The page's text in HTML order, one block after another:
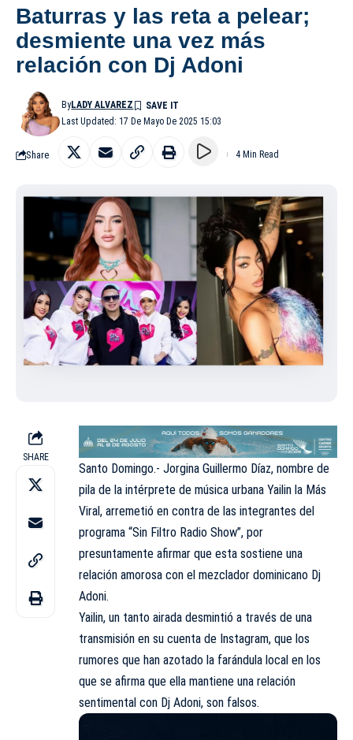
Baturras y las reta a pelear;
desmiente una vez más
relación con Dj Adoni
Last Updated: 17 De Mayo De 2025 15:03
ByLADY ALVAREZ
Share 4 Min Read
SHARE
Santo Domingo.- Jorgina Guillermo Díaz, nombre de
pila de la intérprete de música urbana Yailin la Más
Viral, arremetió en contra de las integrantes del
programa “Sin Filtro Radio Show”, por
presuntamente afirmar que esta sostiene una
relación amorosa con el mezclador dominicano Dj
Adoni.
Yailin, un tanto airada desmintió a través de una
transmisión en su cuenta de Instagram, que los
rumores que han azotado la farándula local en los
que se afirma que ella mantiene una relación
sentimental con Dj Adoni, son falsos.